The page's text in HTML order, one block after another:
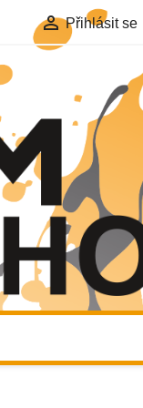
 Přihlásit se